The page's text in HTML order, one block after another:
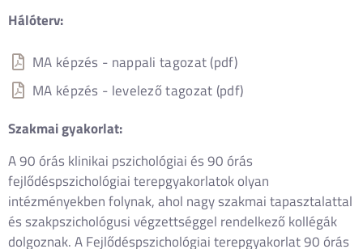
Hálóterv:
MA képzés - nappali tagozat (pdf)
MA képzés - levelező tagozat (pdf)
Szakmai gyakorlat:
A 90 órás klinikai pszichológiai és 90 órás
fejlődéspszichológiai terepgyakorlatok olyan
intézményekben folynak, ahol nagy szakmai tapasztalattal
és szakpszichológusi végzettséggel rendelkező kollégák
dolgoznak. A Fejlődéspszichológiai terepgyakorlat 90 órás